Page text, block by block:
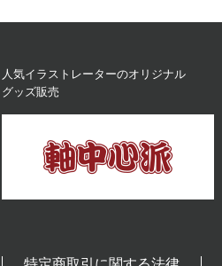
人気イラストレーターのオリジナル
グッズ販売